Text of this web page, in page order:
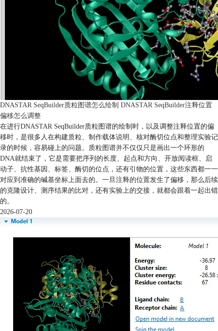
DNASTAR SeqBuilder质粒图谱怎么绘制 DNASTAR SeqBuilder注释位置
偏移怎么调整
在进行DNASTAR SeqBuilder质粒图谱的绘制时，以及调整注释位置的偏
移时，是很多人在构建质粒、制作载体说明、核对酶切位点和整理实验记
录的时候，容易碰上的问题。质粒图谱并不仅仅只是画出一个环形的
DNA就结束了，它是需要把序列的长度、起点和方向、开放阅读框、启
动子、抗性基因、标签、酶切的位点，还有引物的位置，这些东西都一一
对应到准确的碱基坐标上面去的。一旦注释的位置发生了偏移，那么后续
的克隆设计、测序结果的比对，还有实验上的交接，就都会跟着一起出错
的。
2026-07-20